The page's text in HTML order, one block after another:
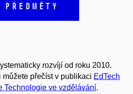
rozvíjí od roku 2010.
přečíst v publikaci EdTech
Technologie ve vzdělávání.